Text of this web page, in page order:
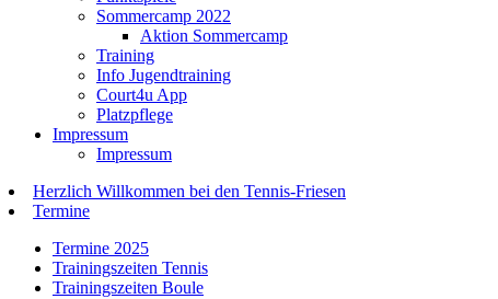
Sommercamp 2022
Aktion Sommercamp
Training
Info Jugendtraining
Court4u App
Platzpflege
Impressum
Impressum
Herzlich Willkommen bei den Tennis-Friesen
Termine
Termine 2025
Trainingszeiten Tennis
Trainingszeiten Boule